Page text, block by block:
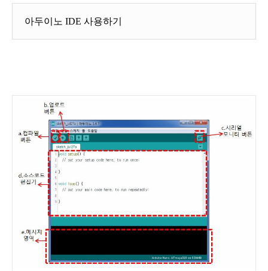
아두이노 IDE 사용하기